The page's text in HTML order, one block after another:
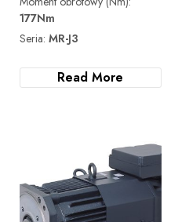
177Nm
Seria: MR-J3
Read More